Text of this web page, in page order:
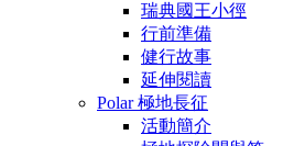
瑞典國王小徑
行前準備
健行故事
延伸閱讀
Polar 極地長征
活動簡介